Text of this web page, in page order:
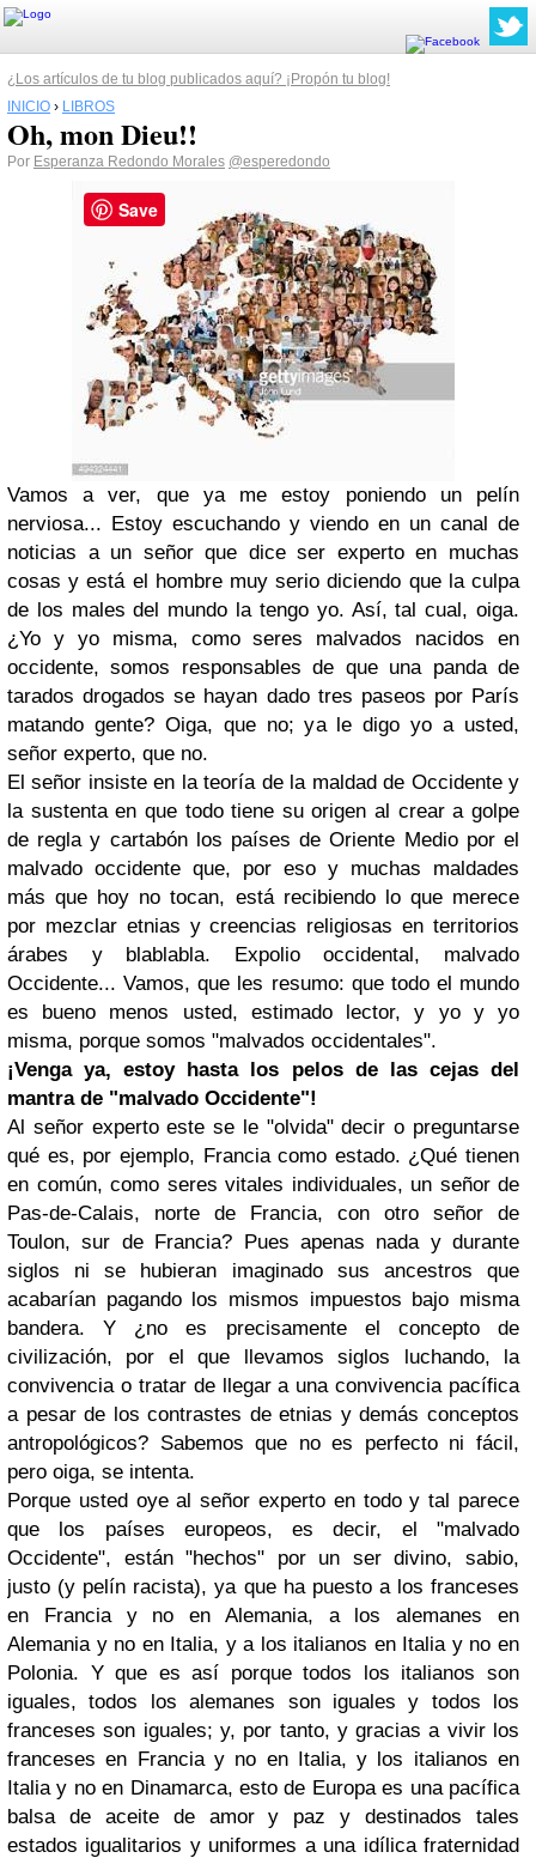
¿Los artículos de tu blog publicados aquí? ¡Propón tu blog!
INICIO › LIBROS
Oh, mon Dieu!!
Por Esperanza Redondo Morales @esperedondo
Vamos a ver, que ya me estoy poniendo un pelín
nerviosa... Estoy escuchando y viendo en un canal de
noticias a un señor que dice ser experto en muchas
cosas y está el hombre muy serio diciendo que la culpa
de los males del mundo la tengo yo. Así, tal cual, oiga.
¿Yo y yo misma, como seres malvados nacidos en
occidente, somos responsables de que una panda de
tarados drogados se hayan dado tres paseos por París
matando gente? Oiga, que no; ya le digo yo a usted,
señor experto, que no.
El señor insiste en la teoría de la maldad de Occidente y
la sustenta en que todo tiene su origen al crear a golpe
de regla y cartabón los países de Oriente Medio por el
malvado occidente que, por eso y muchas maldades
más que hoy no tocan, está recibiendo lo que merece
por mezclar etnias y creencias religiosas en territorios
árabes y blablabla. Expolio occidental, malvado
Occidente... Vamos, que les resumo: que todo el mundo
es bueno menos usted, estimado lector, y yo y yo
misma, porque somos "malvados occidentales".
¡Venga ya, estoy hasta los pelos de las cejas del
mantra de "malvado Occidente"!
Al señor experto este se le "olvida" decir o preguntarse
qué es, por ejemplo, Francia como estado. ¿Qué tienen
en común, como seres vitales individuales, un señor de
Pas-de-Calais, norte de Francia, con otro señor de
Toulon, sur de Francia? Pues apenas nada y durante
siglos ni se hubieran imaginado sus ancestros que
acabarían pagando los mismos impuestos bajo misma
bandera. Y ¿no es precisamente el concepto de
civilización, por el que llevamos siglos luchando, la
convivencia o tratar de llegar a una convivencia pacífica
a pesar de los contrastes de etnias y demás conceptos
antropológicos? Sabemos que no es perfecto ni fácil,
pero oiga, se intenta.
Porque usted oye al señor experto en todo y tal parece
que los países europeos, es decir, el "malvado
Occidente", están "hechos" por un ser divino, sabio,
justo (y pelín racista), ya que ha puesto a los franceses
en Francia y no en Alemania, a los alemanes en
Alemania y no en Italia, y a los italianos en Italia y no en
Polonia. Y que es así porque todos los italianos son
iguales, todos los alemanes son iguales y todos los
franceses son iguales; y, por tanto, y gracias a vivir los
franceses en Francia y no en Italia, y los italianos en
Italia y no en Dinamarca, esto de Europa es una pacífica
balsa de aceite de amor y paz y destinados tales
estados igualitarios y uniformes a una idílica fraternidad
Save